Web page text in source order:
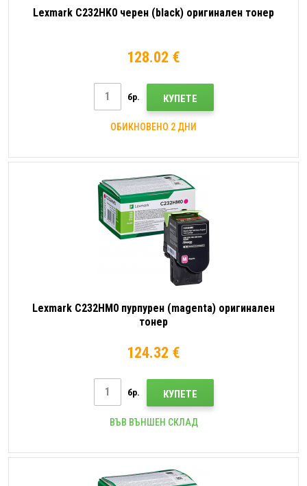
Lexmark C232HK0 черен (black) оригинален тонер
128.02 €
бр. КУПЕТЕ
ОБИКНОВЕНО 2 ДНИ
Lexmark C232HM0 пурпурен (magenta) оригинален
тонер
124.32 €
бр. КУПЕТЕ
ВЪВ ВЪНШЕН СКЛАД